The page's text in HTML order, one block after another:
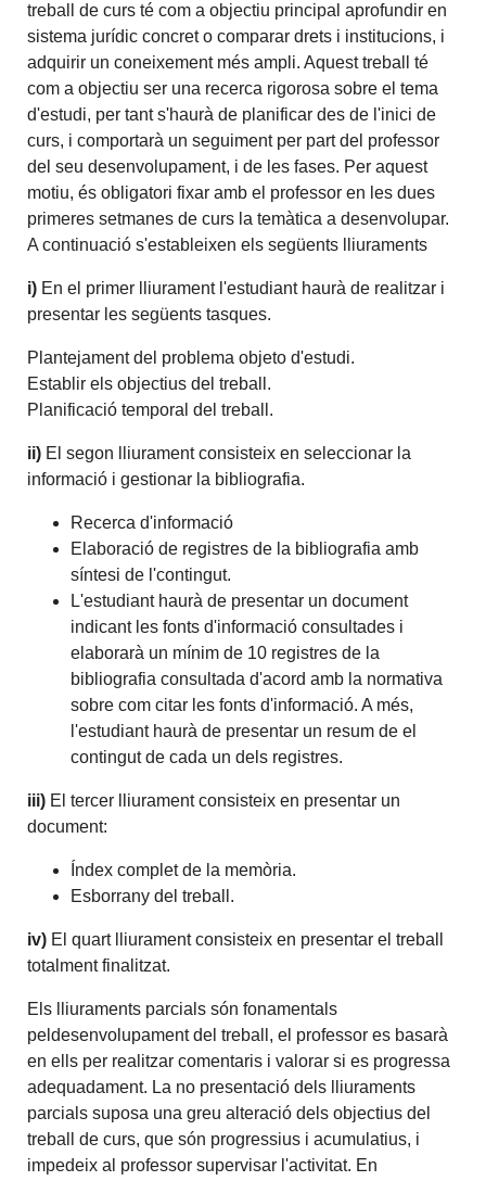
treball de curs té com a objectiu principal aprofundir en
sistema jurídic concret o comparar drets i institucions, i
adquirir un coneixement més ampli. Aquest treball té
com a objectiu ser una recerca rigorosa sobre el tema
d'estudi, per tant s'haurà de planificar des de l'inici de
curs, i comportarà un seguiment per part del professor
del seu desenvolupament, i de les fases. Per aquest
motiu, és obligatori fixar amb el professor en les dues
primeres setmanes de curs la temàtica a desenvolupar.
A continuació s'estableixen els següents lliuraments
i) En el primer lliurament l'estudiant haurà de realitzar i
presentar les següents tasques.
Plantejament del problema objeto d'estudi.
Establir els objectius del treball.
Planificació temporal del treball.
ii) El segon lliurament consisteix en seleccionar la
informació i gestionar la bibliografia.
Recerca d'informació
Elaboració de registres de la bibliografia amb
síntesi de l'contingut.
L'estudiant haurà de presentar un document
indicant les fonts d'informació consultades i
elaborarà un mínim de 10 registres de la
bibliografia consultada d'acord amb la normativa
sobre com citar les fonts d'informació. A més,
l'estudiant haurà de presentar un resum de el
contingut de cada un dels registres.
iii) El tercer lliurament consisteix en presentar un
document:
Índex complet de la memòria.
Esborrany del treball.
iv) El quart lliurament consisteix en presentar el treball
totalment finalitzat.
Els lliuraments parcials són fonamentals
peldesenvolupament del treball, el professor es basarà
en ells per realitzar comentaris i valorar si es progressa
adequadament. La no presentació dels lliuraments
parcials suposa una greu alteració dels objectius del
treball de curs, que són progressius i acumulatius, i
impedeix al professor supervisar l'activitat. En